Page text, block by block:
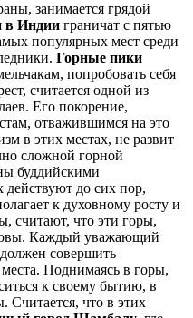
занимается грядой
в Индии граничат с пятью
популярных мест среди
Горные пики
попробовать себя
считается одной из
Его покорение,
отважившимся на это
в этих местах, не развит
сложной горной
буддийскими
до сих пор,
к духовному росту и
считают, что эти горы,
Каждый уважающий
совершить
Поднимаясь в горы,
к своему бытию, в
Считается, что в этих